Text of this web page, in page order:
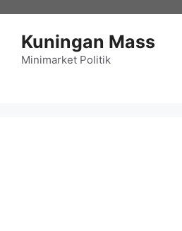
Kuningan Mass
Minimarket Politik